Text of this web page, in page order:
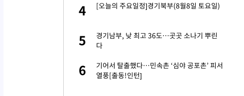
4 [오늘의 주요일정]경기북부(8월8일 토요일)
5
경기남부, 낮 최고 36도…곳곳 소나기 뿌린
다
6
기어서 탈출했다…민속촌 ‘심야 공포촌’ 피서
열풍[출동!인턴]